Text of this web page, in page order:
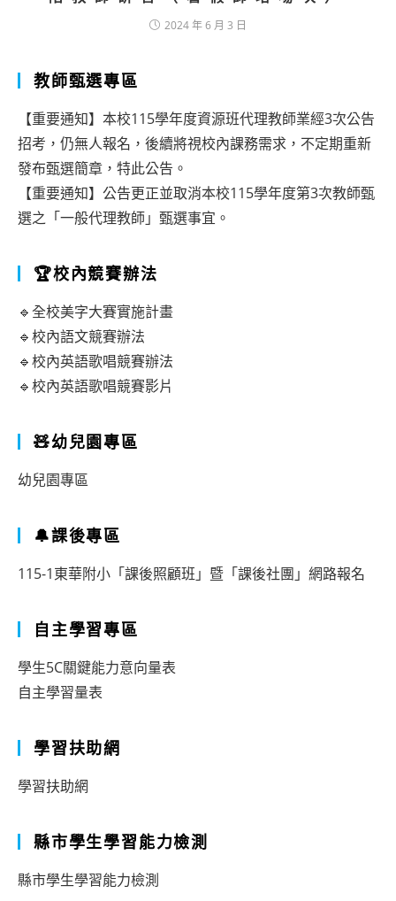
2024 年 6 月 3 日
教師甄選專區
【重要通知】本校115學年度資源班代理教師業經3次公告
招考，仍無人報名，後續將視校內課務需求，不定期重新
發布甄選簡章，特此公告。
【重要通知】公告更正並取消本校115學年度第3次教師甄
選之「一般代理教師」甄選事宜。
🏆校內競賽辦法
🔹全校美字大賽實施計畫
🔹校內語文競賽辦法
🔹校內英語歌唱競賽辦法
🔹校內英語歌唱競賽影片
🧸幼兒園專區
幼兒園專區
🔔課後專區
115-1東華附小「課後照顧班」暨「課後社團」網路報名
自主學習專區
學生5C關鍵能力意向量表
自主學習量表
學習扶助網
學習扶助網
縣市學生學習能力檢測
縣市學生學習能力檢測